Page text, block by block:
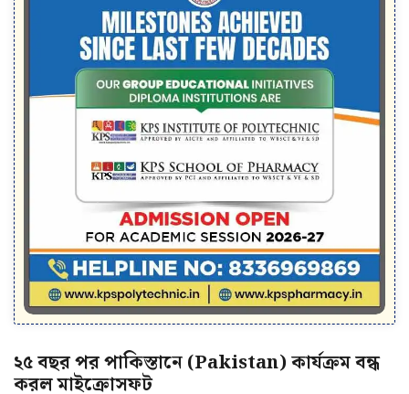
২৫ বছর পর পাকিস্তানে (Pakistan) কার্যক্রম বন্ধ
করল মাইক্রোসফট